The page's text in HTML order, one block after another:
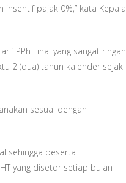
pajak 0%,” kata Kepala
PPh Final yang sangat ringan
2 (dua) tahun kalender sejak
sesuai dengan
sehingga peserta
yang disetor setiap bulan